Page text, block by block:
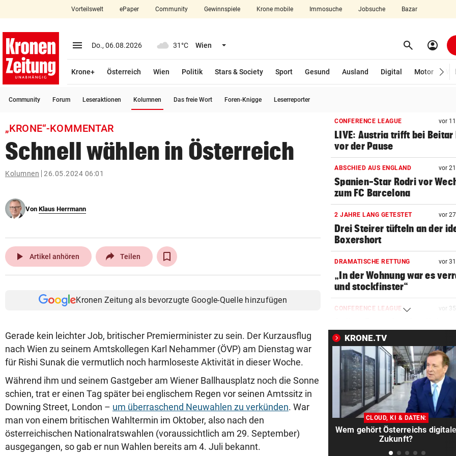
closeSchließen
account_circle Anmelden
arrow_right
arrow_right
search
Suchbegriff
© Krone Multimedia GmbH & Co KG 2026
Muthgasse 2, 1190 Wien
Vorteilswelt ePaper Community Gewinnspiele Krone mobile Immosuche Jobsuche Bazar
menu Menü aufklappen
Do., 06.08.2026 31°C Wien Menü aufklappen search Suchen
account_circle
Krone+ Österreich Wien Politik Stars & Society Sport Gesund Ausland Digital Motor
Community Forum Leseraktionen Kolumnen Das freie Wort Foren-Knigge Leserreporter
„KRONE“-KOMMENTAR
Schnell wählen in Österreich
Kolumnen 26.05.2024 06:01
Von Klaus Herrmann
play_arrow Artikel anhören Teilen
Kronen Zeitung als bevorzugte Google-Quelle hinzufügen
Gerade kein leichter Job, britischer Premierminister zu sein. Der Kurzausflug
nach Wien zu seinem Amtskollegen Karl Nehammer (ÖVP) am Dienstag war
für Rishi Sunak die vermutlich noch harmloseste Aktivität in dieser Woche.
Während ihm und seinem Gastgeber am Wiener Ballhausplatz noch die Sonne
schien, trat er einen Tag später bei englischem Regen vor seinen Amtssitz in
Downing Street, London – um überraschend Neuwahlen zu verkünden. War
man von einem britischen Wahltermin im Oktober, also nach den
österreichischen Nationalratswahlen (voraussichtlich am 29. September)
ausgegangen, so gab er nun Wahlen bereits am 4. Juli bekannt.
CONFERENCE LEAGUE vor
LIVE: Austria trifft bei Beitar
vor der Pause
ABSCHIED AUS ENGLAND vor
Spanien-Star Rodri vor
zum FC Barcelona
2 JAHRE LANG GETESTET vor
Drei Steirer tüfteln an der
Boxershort
DRAMATISCHE RETTUNG vor
„In der Wohnung war es
und stockfinster“
CONFERENCE LEAGUE vor
Rapid-Sieg in Estland
60 MILLIONEN € SCHADEN vor 43
Warten auf Hitze-Hilfen der
Regierung geht weiter
MITTEN IN HITZEWELLE vor
Irre! Salzburg – Pafos wegen
Sintflut unterbrochen
KRONE.TV
CLOUD, KI & DATEN:
Wem gehört Österreichs digitale
Zukunft?